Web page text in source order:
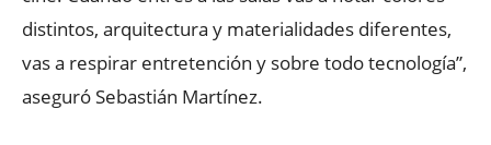
distintos, arquitectura y materialidades diferentes,
vas a respirar entretención y sobre todo tecnología”,
aseguró Sebastián Martínez.